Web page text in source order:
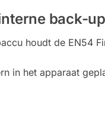
back-
houdt de EN54
in het apparaat